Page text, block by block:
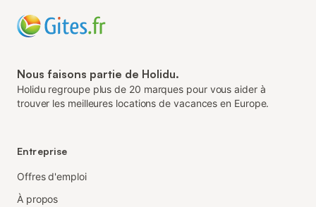
Nous faisons partie de Holidu.
Holidu regroupe plus de 20 marques pour vous aider à
trouver les meilleures locations de vacances en Europe.
Entreprise
Offres d'emploi
À propos